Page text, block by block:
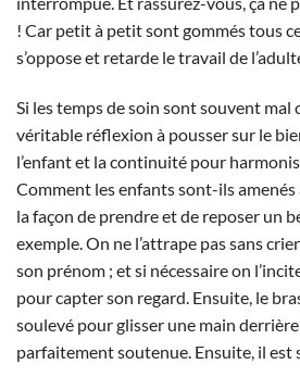
! Car petit à petit sont gommés tous
s’oppose et retarde le travail de
Si les temps de soin sont souvent mal
véritable réflexion à pousser sur le
l’enfant et la continuité pour
Comment les enfants sont-ils amenés
la façon de prendre et de reposer un
exemple. On ne l’attrape pas sans
son prénom ; et si nécessaire on
pour capter son regard. Ensuite, le
soulevé pour glisser une main
parfaitement soutenue. Ensuite, il est